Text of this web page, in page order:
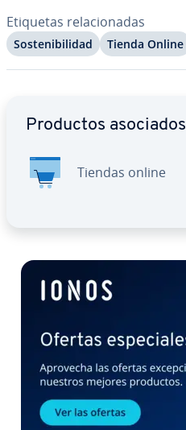
Etiquetas re­la­cio­na­das
So­s­te­ni­bi­li­dad Tienda Online
Productos asociados
Tiendas online